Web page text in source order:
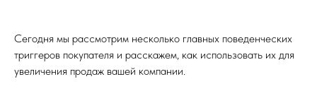
Сегодня мы рассмотрим несколько главных поведенческих
триггеров покупателя и расскажем, как использовать их для
увеличения продаж вашей компании.